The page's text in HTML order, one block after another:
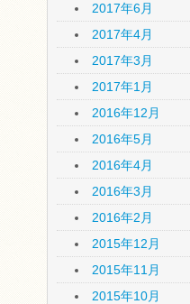
2017年6月
2017年4月
2017年3月
2017年1月
2016年12月
2016年5月
2016年4月
2016年3月
2016年2月
2015年12月
2015年11月
2015年10月